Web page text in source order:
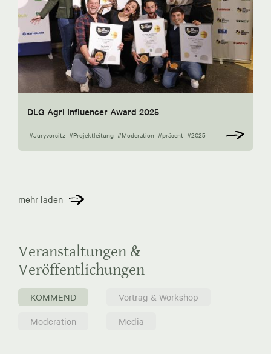
DLG Agri Influencer Award 2025
#Juryvorsitz #Projektleitung #Moderation #präsent #2025
mehr laden
Veranstaltungen &
Veröffentlichungen
KOMMEND
Vortrag & Workshop
Moderation
Media